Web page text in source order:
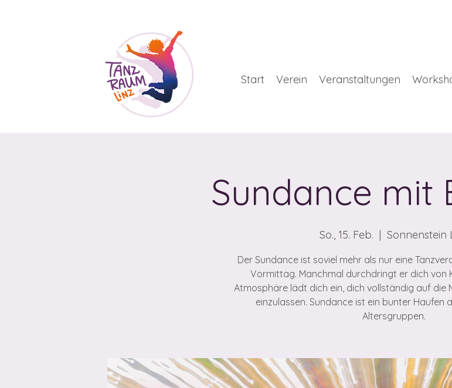
Start Verein Veranstaltungen
Sundance mit
So., 15. Feb.
  |
Sonnenstein
Der Sundance ist soviel mehr als nur eine
Vormittag. Manchmal durchdringt er dich von
Atmosphäre lädt dich ein, dich vollständig auf die
einzulassen. Sundance ist ein bunter Haufen